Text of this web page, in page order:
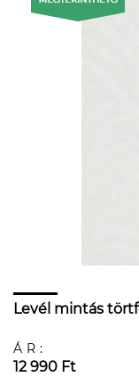
Levél mintás
ÁR:
12 990 Ft